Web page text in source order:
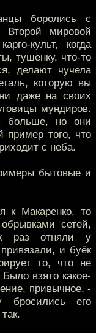
боролись с
мировой
культ, когда
тушёнку, что-то
делают чучела
которую вы
даже на своих
мундиров.
больше, но они
пример того, что
с неба.
бытовые и
к Макаренко, то
сетей,
раз отняли у
и буёк
то, что не
взято какое-
привычное, -
его